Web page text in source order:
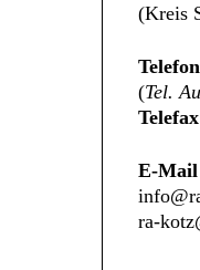
(Kreis
(Tel.
E-
ra-